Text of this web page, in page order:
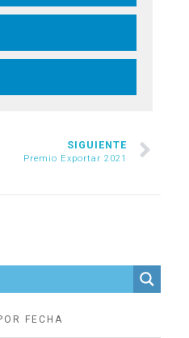
SIGUIENTE
Premio Exportar 2021
FECHA